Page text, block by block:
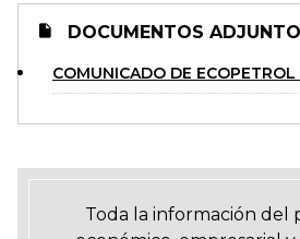
DOCUMENTOS
COMUNICADO DE ECOPETROL
Toda la información del